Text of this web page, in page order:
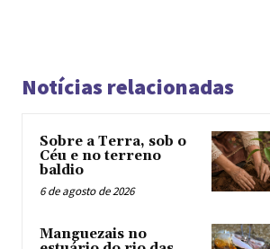
Notícias relacionadas
Sobre a Terra, sob o
Céu e no terreno
baldio
6 de agosto de 2026
Manguezais no